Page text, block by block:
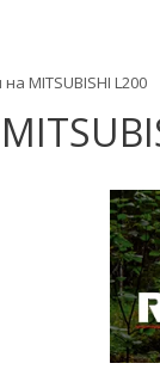
MITSUBISHI L200